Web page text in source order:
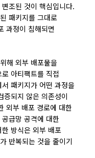
조된 것이 핵심입니다.
패키지를 그대로
과정이 침해되면
해 외부 배포물을
아티팩트를 직접
패키지가 어떤 과정을
증되지 않은 의존성이
외부 배포 경로에 대한
급망 공격에 대한
방식은 외부 배포
반복되는 것을 줄이기